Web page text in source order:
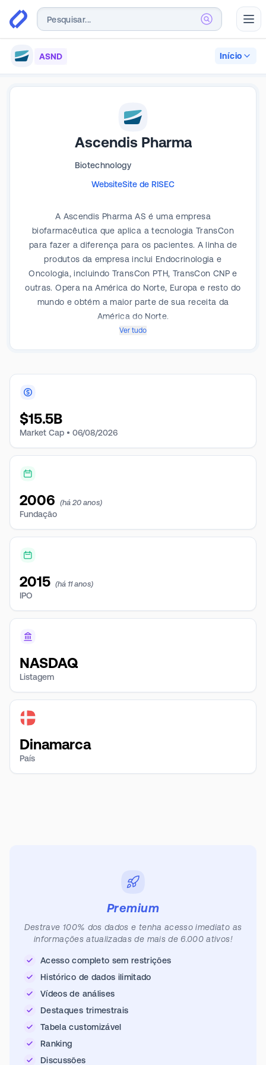
ASND Início
Ascendis Pharma
Biotechnology
WebsiteSite de RISEC
A Ascendis Pharma AS é uma empresa
biofarmacêutica que aplica a tecnologia TransCon
para fazer a diferença para os pacientes. A linha de
produtos da empresa inclui Endocrinologia e
Oncologia, incluindo TransCon PTH, TransCon CNP e
outras. Opera na América do Norte, Europa e resto do
mundo e obtém a maior parte de sua receita da
América do Norte.
Ver tudo
$15.5B
Market Cap • 06/08/2026
2006 (há 20 anos)
Fundação
2015 (há 11 anos)
IPO
NASDAQ
Listagem
Dinamarca
País
Premium
Destrave 100% dos dados e tenha acesso imediato as
informações atualizadas de mais de 6.000 ativos!
Acesso completo sem restrições
Histórico de dados ilimitado
Vídeos de análises
Destaques trimestrais
Tabela customizável
Ranking
Discussões